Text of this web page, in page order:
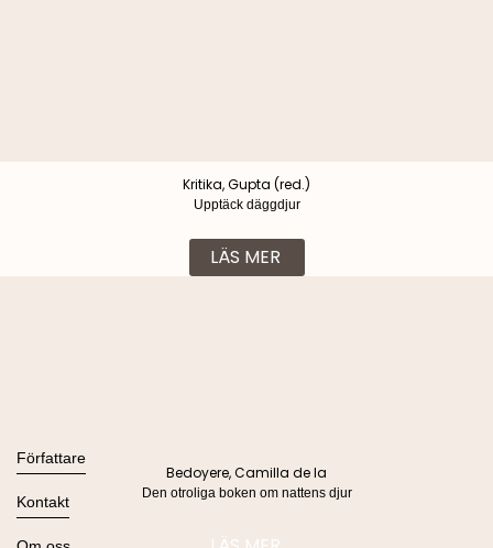
Kritika, Gupta (red.)
Upptäck däggdjur
LÄS MER
Bedoyere, Camilla de la
Den otroliga boken om nattens djur
Alla böcker
Ljudböcker
Nyheter
Författare
Se alla
Kontakt
Kontakta oss